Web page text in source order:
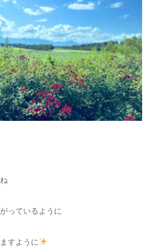
っているように
すように